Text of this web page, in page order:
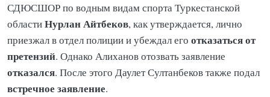
СДЮСШОР по водным видам спорта Туркестанской
областиНурлан Айтбеков, как утверждается, лично
приезжал в отдел полиции и убеждал его отказаться от
претензий. Однако Алиханов отозвать заявление
отказался. После этого Даулет Султанбеков также подал
встречное заявление.